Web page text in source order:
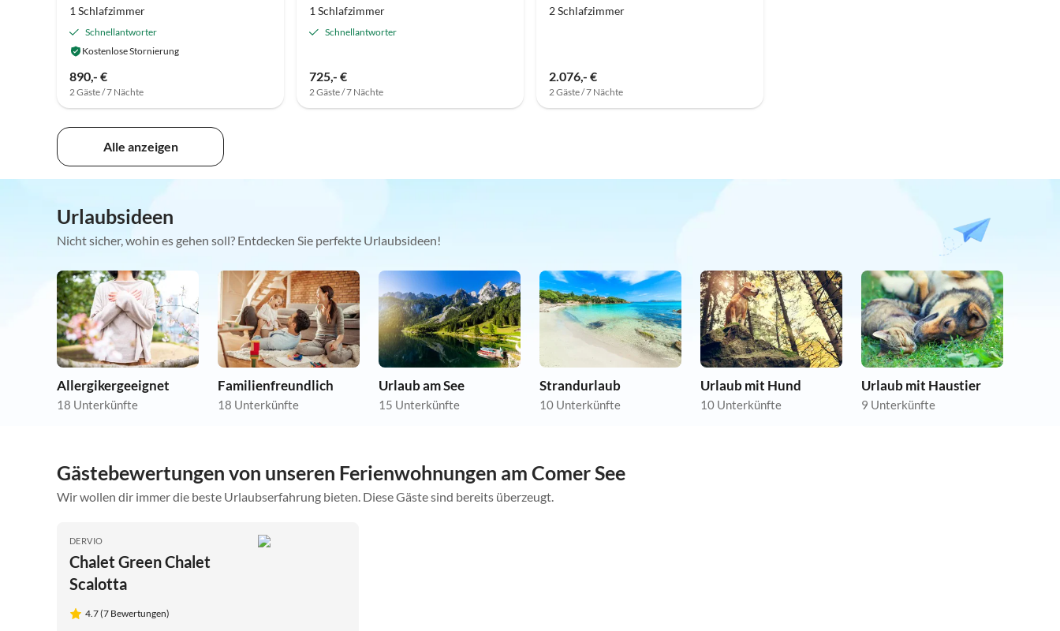
1 Schlafzimmer
Schnellantworter
Kostenlose Stornierung
890,- €
2 Gäste / 7 Nächte
1 Schlafzimmer
Schnellantworter
725,- €
2 Gäste / 7 Nächte
2 Schlafzimmer
2.076,- €
2 Gäste / 7 Nächte
Alle anzeigen
Urlaubsideen
Nicht sicher, wohin es gehen soll? Entdecken Sie perfekte Urlaubsideen!
Allergikergeeignet
18 Unterkünfte
Familienfreundlich
18 Unterkünfte
Urlaub am See
15 Unterkünfte
Strandurlaub
10 Unterkünfte
Urlaub mit Hund
10 Unterkünfte
Urlaub mit Haustier
9 Unterkünfte
Gästebewertungen von unseren Ferienwohnungen am Comer See
Wir wollen dir immer die beste Urlaubserfahrung bieten. Diese Gäste sind bereits überzeugt.
DERVIO
Chalet Green Chalet
Scalotta
4.7 (7 Bewertungen)